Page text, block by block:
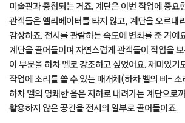
미술관과 중첩되는 거죠. 계단은 이번 작업에 중요
관객들은 엘리베이터를 타지 않고, 계단을 오르내
감상하죠. 전시를 관람하는 속도에 변화를 준 거예
계단을 끌어들이며 자연스럽게 관객들이 작업을
이 부분을 하차 벨로 강조하고 싶었어요. 재미있기
작업에 소리를 쓸 수 있는 매개체(하차 벨의 삐- 소
하차 벨의 명쾌한 음은 지하로 내려가는 계단으로
활용하지 않은 공간을 전시의 일부로 끌어들이죠.